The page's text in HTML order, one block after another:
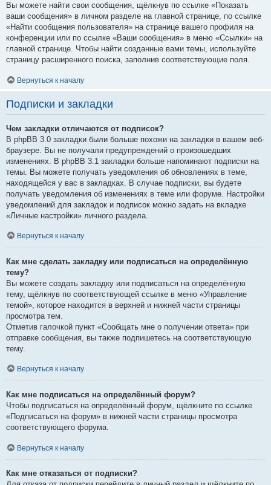
Вы можете найти свои сообщения, щёлкнув по ссылке «Показать
ваши сообщения» в личном разделе на главной странице, по ссылке
«Найти сообщения пользователя» на странице вашего профиля на
конференции или по ссылке «Ваши сообщения» в меню «Ссылки» на
главной странице. Чтобы найти созданные вами темы, используйте
страницу расширенного поиска, заполнив соответствующие поля.
Вернуться к началу
Подписки и закладки
Чем закладки отличаются от подписок?
В phpBB 3.0 закладки были больше похожи на закладки в вашем веб-
браузере. Вы не получали предупреждений о произошедших
изменениях. В phpBB 3.1 закладки больше напоминают подписки на
темы. Вы можете получать уведомления об обновлениях в теме,
находящейся у вас в закладках. В случае подписки, вы будете
получать уведомления об изменениях в теме или форуме. Настройки
уведомлений для закладок и подписок можно задать на вкладке
«Личные настройки» личного раздела.
Вернуться к началу
Как мне сделать закладку или подписаться на определённую
тему?
Вы можете создать закладку или подписаться на определённую
тему, щёлкнув по соответствующей ссылке в меню «Управление
темой», которое находится в верхней и нижней части страницы
просмотра тем.
Отметив галочкой пункт «Сообщать мне о получении ответа» при
отправке сообщения, вы также подпишетесь на соответствующую
тему.
Вернуться к началу
Как мне подписаться на определённый форум?
Чтобы подписаться на определённый форум, щёлкните по ссылке
«Подписаться на форум» в нижней части страницы просмотра
соответствующего форума.
Вернуться к началу
Как мне отказаться от подписки?